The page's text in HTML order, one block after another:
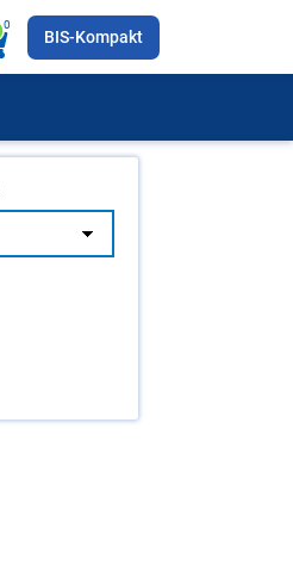
0
BIS-Kompakt